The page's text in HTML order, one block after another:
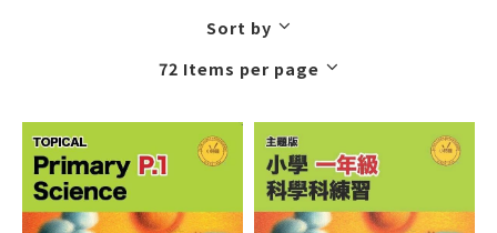
Sort by
72 Items per page